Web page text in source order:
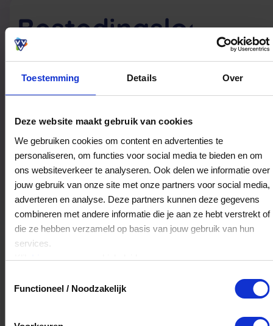
Toestemming Details Over
Deze website maakt gebruik van cookies
We gebruiken cookies om content en advertenties te
personaliseren, om functies voor social media te bieden en om
ons websiteverkeer te analyseren. Ook delen we informatie over
jouw gebruik van onze site met onze partners voor social media,
adverteren en analyse. Deze partners kunnen deze gegevens
combineren met andere informatie die je aan ze hebt verstrekt of
die ze hebben verzameld op basis van jouw gebruik van hun
services.
Klikhiervoor ons cookiebeleid.
Functioneel / Noodzakelijk
Bestedingslocaties
Postcode
Zoeken
Veelgestelde Vragen
Hoelang blijft mijn saldo geldig?
Het volledige saldo op de VVV cadeaukaart
is minimaal drie jaar geldig.